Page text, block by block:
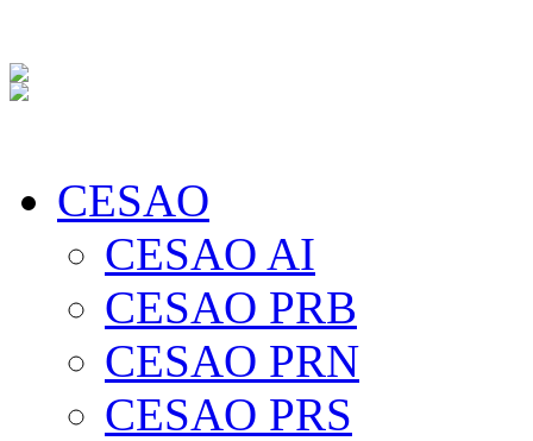
CESAO
CESAO AI
CESAO PRB
CESAO PRN
CESAO PRS